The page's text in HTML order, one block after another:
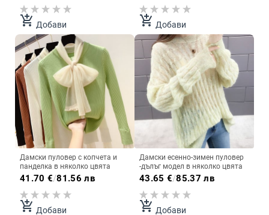
add_shopping_cart Добави add_shopping_cart Добави
Дамски пуловер с копчета и
панделка в няколко цвята
41.70 €/81.56 лв
add_shopping_cart Добави
Дамски есенно-зимен пуловер
-дълъг модел в няколко цвята
43.65 €/85.37 лв
add_shopping_cart Добави